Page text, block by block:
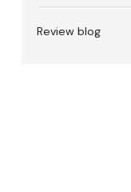
Review blog